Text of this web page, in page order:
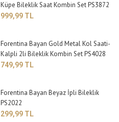
Küpe Bileklik Saat Kombin Set PS3872
999,99 TL
Forentina Bayan Gold Metal Kol Saati-
Kalpli 2li Bileklik Kombin Set PS4028
749,99 TL
Forentina Bayan Beyaz İpli Bileklik
PS2022
299,99 TL